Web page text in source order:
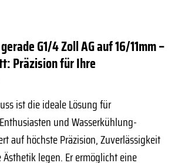
G1/4 Zoll AG auf 16/11mm –
Präzision für Ihre
ist die ideale Lösung für
und Wasserkühlung-
auf höchste Präzision, Zuverlässigkeit
legen. Er ermöglicht eine